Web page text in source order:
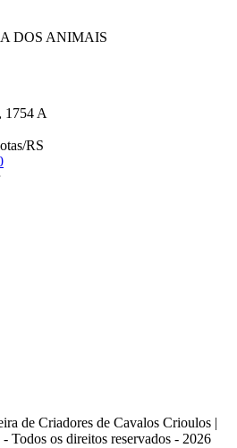
DOS ANIMAIS
1754 A
RS
de Criadores de Cavalos Crioulos |
- Todos os direitos reservados - 2026